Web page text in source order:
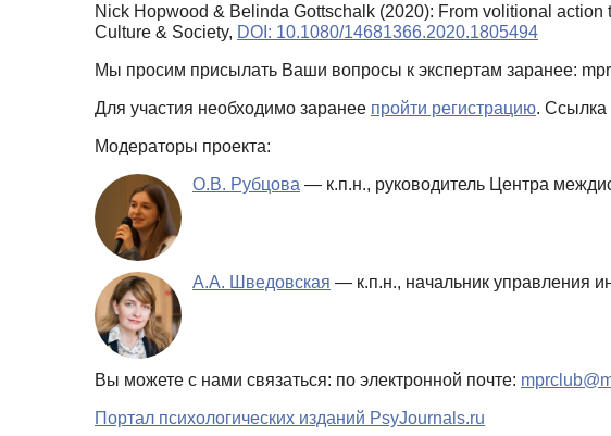
Nick Hopwood & Belinda Gottschalk (2020): From volitional
Culture & Society, DOI: 10.1080/14681366.2020.1805494
Мы просим присылать Ваши вопросы к экспертам заранее:
Для участия необходимо заранее пройти регистрацию. Ссылка
Модераторы проекта:
О.В. Рубцова — к.п.н., руководитель Центра
А.А. Шведовская — к.п.н., начальник управления
Вы можете с нами связаться: по электронной почте:
Портал психологических изданий PsyJournals.ru